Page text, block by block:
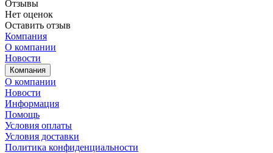
Отзывы
Нет оценок
Оставить отзыв
Компания
О компании
Новости
Компания
О компании
Новости
Информация
Помощь
Условия оплаты
Условия доставки
Политика конфиденциальности